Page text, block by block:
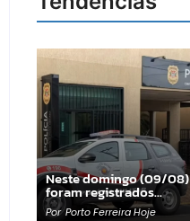
Neste domingo (09/08)
foram registrados…
Por Porto Ferreira Hoje